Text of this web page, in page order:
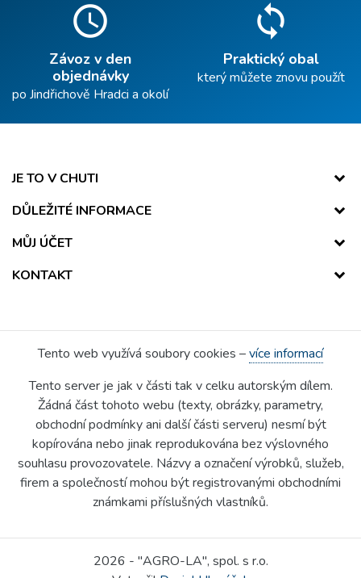
schedule
Závoz v den
objednávky
po Jindřichově Hradci a okolí
sync
Praktický obal
který můžete znovu použít
JE TO V CHUTI
DŮLEŽITÉ INFORMACE
MŮJ ÚČET
KONTAKT
Tento web využívá soubory cookies –více informací
Tento server je jak v části tak v celku autorským dílem.
Žádná část tohoto webu (texty, obrázky, parametry,
obchodní podmínky ani další části serveru) nesmí být
kopírována nebo jinak reprodukována bez výslovného
souhlasu provozovatele. Názvy a označení výrobků, služeb,
firem a společností mohou být registrovanými obchodními
známkami příslušných vlastníků.
2026 - "AGRO-LA", spol. s r.o.